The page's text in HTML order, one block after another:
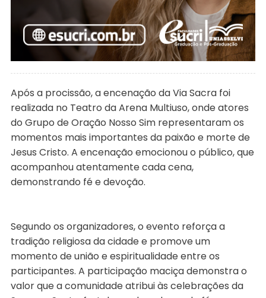
Após a procissão, a encenação da Via Sacra foi
realizada no Teatro da Arena Multiuso, onde atores
do Grupo de Oração Nosso Sim representaram os
momentos mais importantes da paixão e morte de
Jesus Cristo. A encenação emocionou o público, que
acompanhou atentamente cada cena,
demonstrando fé e devoção.
Segundo os organizadores, o evento reforça a
tradição religiosa da cidade e promove um
momento de união e espiritualidade entre os
participantes. A participação maciça demonstra o
valor que a comunidade atribui às celebrações da